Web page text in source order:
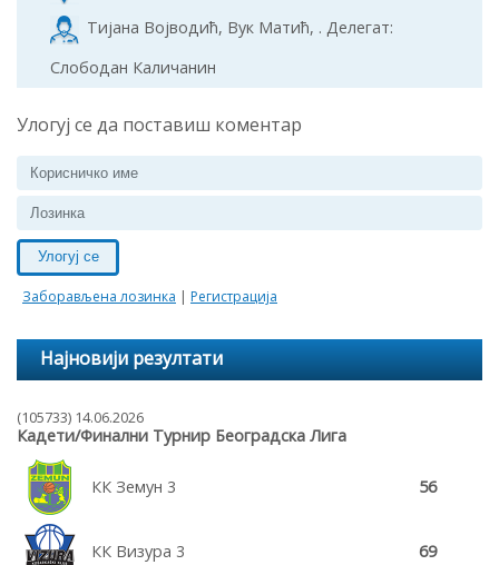
Тијана Војводић, Вук Матић, . Делегат:
Слободан Каличанин
Улогуј се да поставиш коментар
Улогуј се
Заборављена лозинка | Регистрација
Најновији резултати
(105733) 14.06.2026
Кадети/Финални Турнир Београдска Лига
КК Земун 3 56
КК Визура 3 69